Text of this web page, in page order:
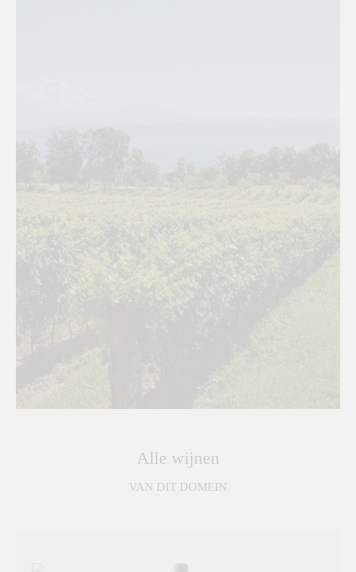
Alle wijnen
VAN DIT DOMEIN